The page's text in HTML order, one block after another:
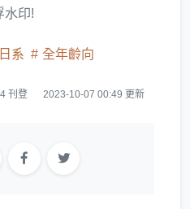
水印!
日系 全年齡向
刊登 2023-10-07 00:49 更新